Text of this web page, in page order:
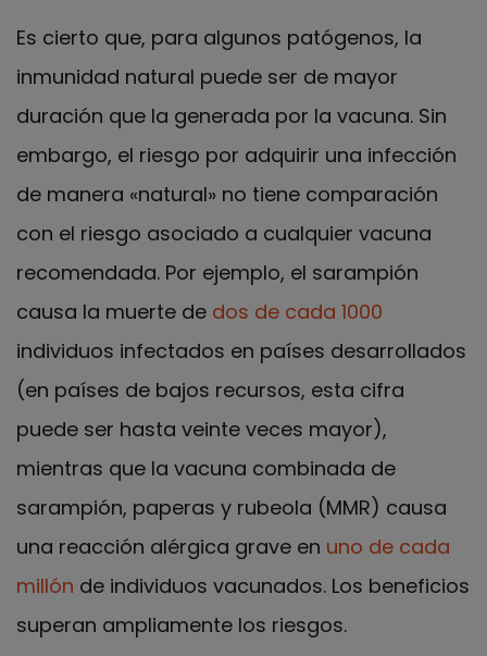
Es cierto que, para algunos patógenos, la
inmunidad natural puede ser de mayor
duración que la generada por la vacuna. Sin
embargo, el riesgo por adquirir una infección
de manera «natural» no tiene comparación
con el riesgo asociado a cualquier vacuna
recomendada. Por ejemplo, el sarampión
causa la muerte de dos de cada 1000
individuos infectados en países desarrollados
(en países de bajos recursos, esta cifra
puede ser hasta veinte veces mayor),
mientras que la vacuna combinada de
sarampión, paperas y rubeola (MMR) causa
una reacción alérgica grave en uno de cada
millón de individuos vacunados. Los beneficios
superan ampliamente los riesgos.